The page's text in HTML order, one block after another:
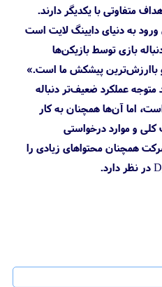
متفاوتی با یکدیگر دارند.
به دنیای دایینگ لایت است
بازی توسط بازیکن‌ها
باارزش‌ترین پیشکش ما است.»
متوجه عملکرد ضعیف‌تر دنباله
اما آن‌ها همچنان به کار
و موارد درخواستی
همچنان محتواهای زیادی را